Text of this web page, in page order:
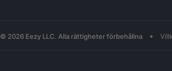
© 2026 Eezy LLC. Alla rättigheter förbehållna •